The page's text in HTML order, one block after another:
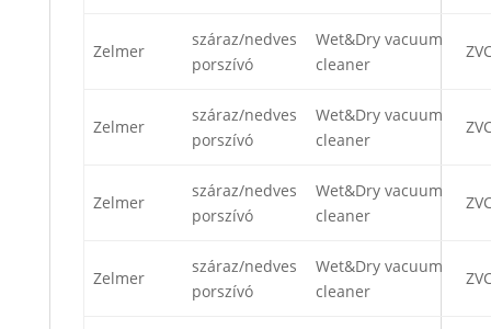
Zelmer
száraz/nedves
porszívó
Wet&Dry vacuum
cleaner
Zelmer
száraz/nedves
porszívó
Wet&Dry vacuum
cleaner
Zelmer
száraz/nedves
porszívó
Wet&Dry vacuum
cleaner
Zelmer
száraz/nedves
porszívó
Wet&Dry vacuum
cleaner